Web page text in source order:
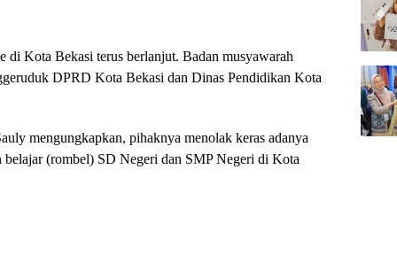
di Kota Bekasi terus berlanjut. Badan musyawarah
DPRD Kota Bekasi dan Dinas Pendidikan Kota
mengungkapkan, pihaknya menolak keras adanya
(rombel) SD Negeri dan SMP Negeri di Kota